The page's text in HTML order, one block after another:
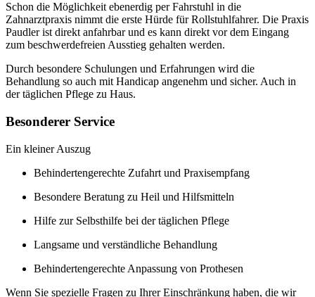
Schon die Möglichkeit ebenerdig per Fahrstuhl in die
Zahnarztpraxis nimmt die erste Hürde für Rollstuhlfahrer. Die Praxis
Paudler ist direkt anfahrbar und es kann direkt vor dem Eingang
zum beschwerdefreien Ausstieg gehalten werden.
Durch besondere Schulungen und Erfahrungen wird die
Behandlung so auch mit Handicap angenehm und sicher. Auch in
der täglichen Pflege zu Haus.
Besonderer Service
Ein kleiner Auszug
Behindertengerechte Zufahrt und Praxisempfang
Besondere Beratung zu Heil und Hilfsmitteln
Hilfe zur Selbsthilfe bei der täglichen Pflege
Langsame und verständliche Behandlung
Behindertengerechte Anpassung von Prothesen
Wenn Sie spezielle Fragen zu Ihrer Einschränkung haben, die wir